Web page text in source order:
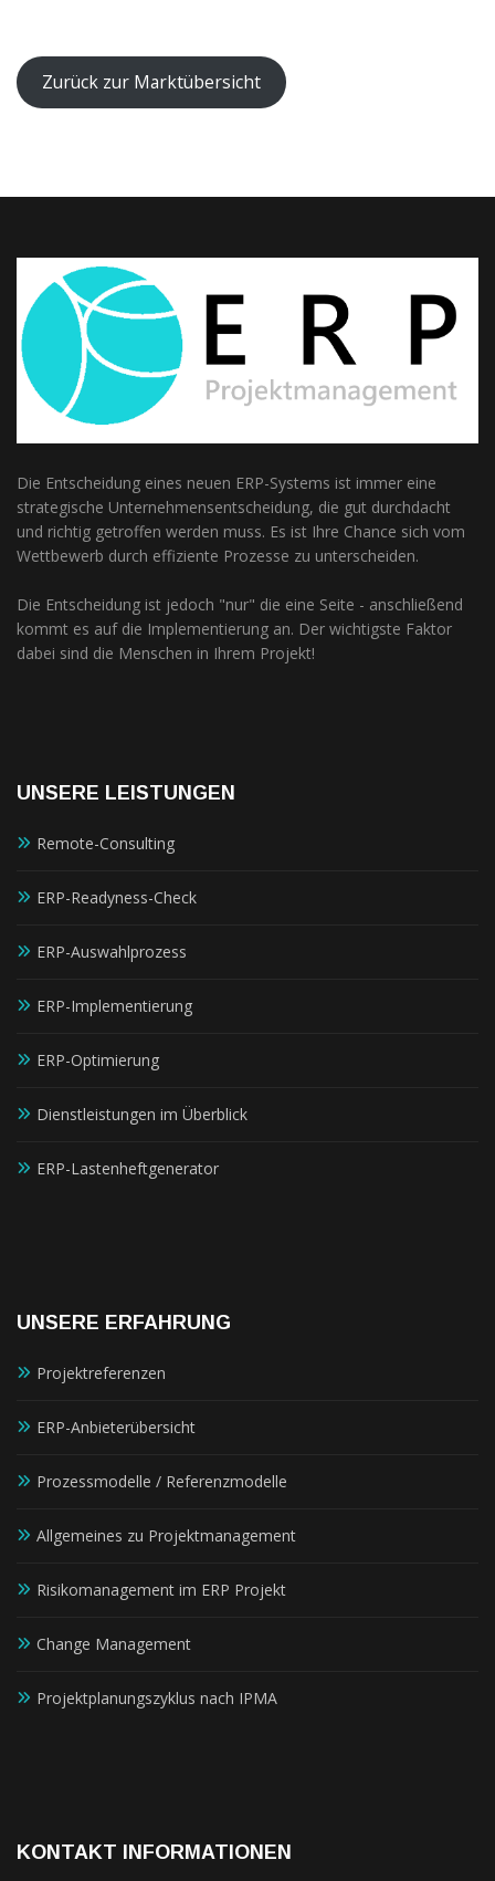
Zurück zur Marktübersicht
Die Entscheidung eines neuen ERP-Systems ist immer eine
strategische Unternehmensentscheidung, die gut durchdacht
und richtig getroffen werden muss. Es ist Ihre Chance sich vom
Wettbewerb durch effiziente Prozesse zu unterscheiden.
Die Entscheidung ist jedoch "nur" die eine Seite - anschließend
kommt es auf die Implementierung an. Der wichtigste Faktor
dabei sind die Menschen in Ihrem Projekt!
UNSERE LEISTUNGEN
Remote-Consulting
ERP-Readyness-Check
ERP-Auswahlprozess
ERP-Implementierung
ERP-Optimierung
Dienstleistungen im Überblick
ERP-Lastenheftgenerator
UNSERE ERFAHRUNG
Projektreferenzen
ERP-Anbieterübersicht
Prozessmodelle / Referenzmodelle
Allgemeines zu Projektmanagement
Risikomanagement im ERP Projekt
Change Management
Projektplanungszyklus nach IPMA
KONTAKT INFORMATIONEN